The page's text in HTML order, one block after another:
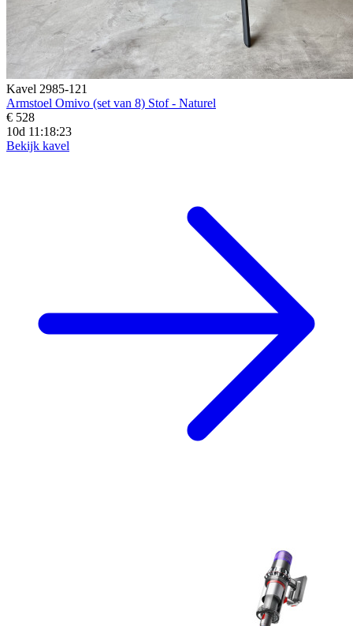
Kavel 2985-121
Armstoel Omivo (set van 8) Stof - Naturel
€ 528
10d 11:18:21
Bekijk kavel